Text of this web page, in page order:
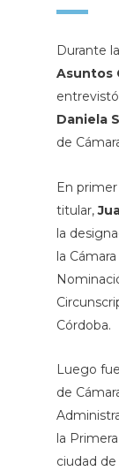
Durante
Asuntos
Daniela
de
En
titular,
la
la
Córdoba.
Luego
de
la
ciudad de